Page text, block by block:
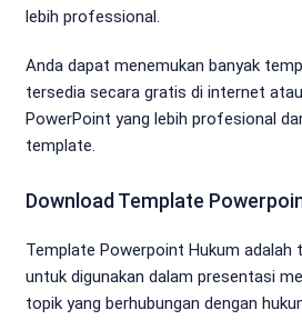
lebih professional.
Anda dapat menemukan banyak
tersedia secara gratis di internet
PowerPoint yang lebih profesional
template.
Download Template
Template Powerpoint Hukum adalah
untuk digunakan dalam presentasi
topik yang berhubungan dengan